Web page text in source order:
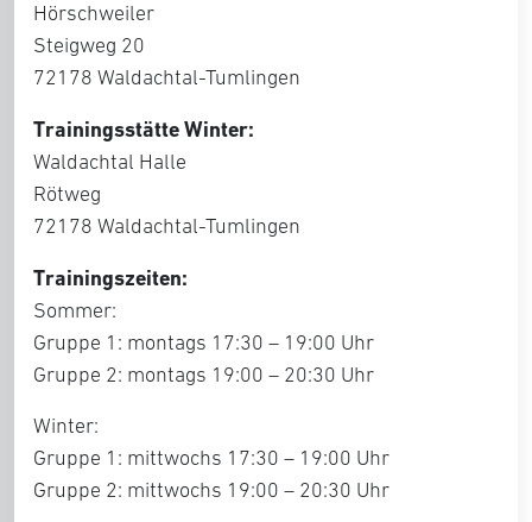
Hörschweiler
Steigweg 20
72178 Waldachtal-Tumlingen
Trainingsstätte Winter:
Waldachtal Halle
Rötweg
72178 Waldachtal-Tumlingen
Trainingszeiten:
Sommer:
Gruppe 1: montags 17:30 – 19:00 Uhr
Gruppe 2: montags 19:00 – 20:30 Uhr
Winter:
Gruppe 1: mittwochs 17:30 – 19:00 Uhr
Gruppe 2: mittwochs 19:00 – 20:30 Uhr